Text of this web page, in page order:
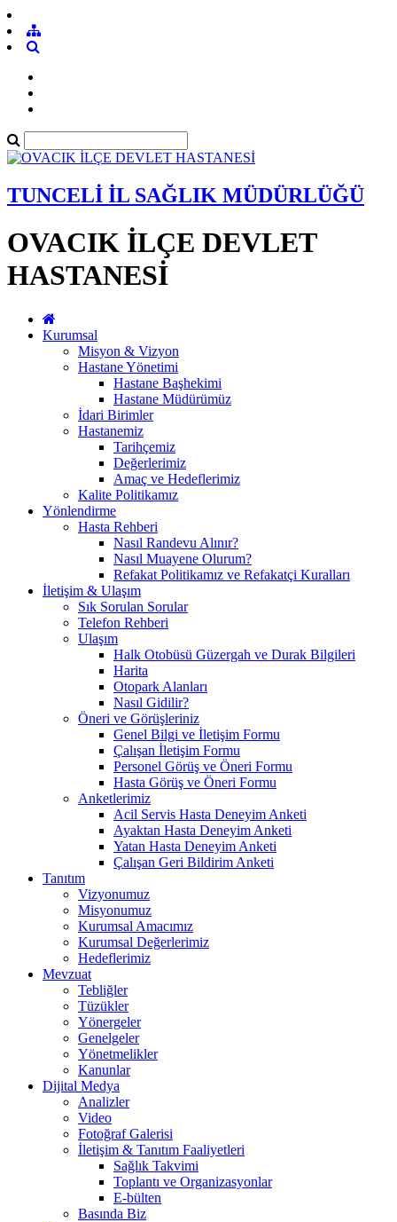
TUNCELİ İL SAĞLIK MÜDÜRLÜĞÜ
OVACIK İLÇE DEVLET
HASTANESİ
Kurumsal
Misyon & Vizyon
Hastane Yönetimi
Hastane Başhekimi
Hastane Müdürümüz
İdari Birimler
Hastanemiz
Tarihçemiz
Değerlerimiz
Amaç ve Hedeflerimiz
Kalite Politikamız
Yönlendirme
Hasta Rehberi
Nasıl Randevu Alınır?
Nasıl Muayene Olurum?
Refakat Politikamız ve Refakatçi Kuralları
İletişim & Ulaşım
Sık Sorulan Sorular
Telefon Rehberi
Ulaşım
Halk Otobüsü Güzergah ve Durak Bilgileri
Harita
Otopark Alanları
Nasıl Gidilir?
Öneri ve Görüşleriniz
Genel Bilgi ve İletişim Formu
Çalışan İletişim Formu
Personel Görüş ve Öneri Formu
Hasta Görüş ve Öneri Formu
Anketlerimiz
Acil Servis Hasta Deneyim Anketi
Ayaktan Hasta Deneyim Anketi
Yatan Hasta Deneyim Anketi
Çalışan Geri Bildirim Anketi
Tanıtım
Vizyonumuz
Misyonumuz
Kurumsal Amacımız
Kurumsal Değerlerimiz
Hedeflerimiz
Mevzuat
Tebliğler
Tüzükler
Yönergeler
Genelgeler
Yönetmelikler
Kanunlar
Dijital Medya
Analizler
Video
Fotoğraf Galerisi
İletişim & Tanıtım Faaliyetleri
Sağlık Takvimi
Toplantı ve Organizasyonlar
E-bülten
Basında Biz